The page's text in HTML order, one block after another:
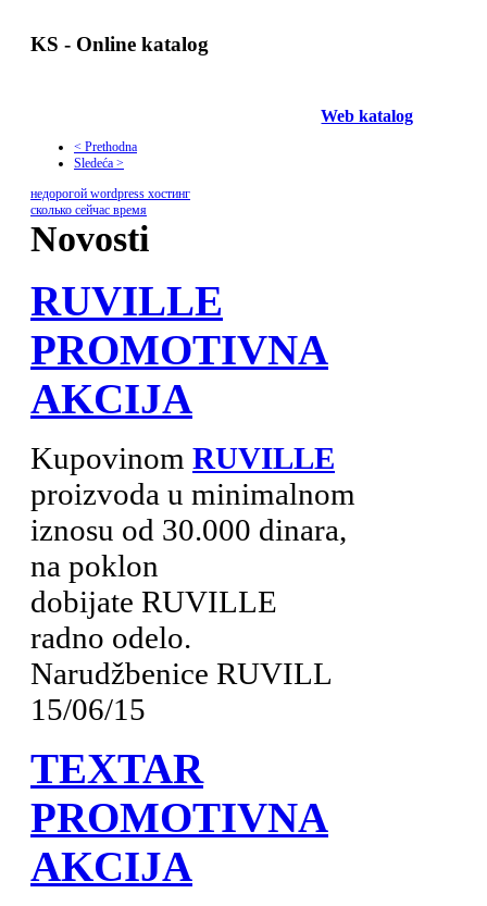
KS - Online katalog
Web katalog
< Prethodna
Sledeća >
недорогой wordpress хостинг
сколько сейчас время
Novosti
RUVILLE
PROMOTIVNA
AKCIJA
Kupovinom RUVILLE
proizvoda u minimalnom
iznosu od 30.000 dinara,
na poklon
dobijate RUVILLE
radno odelo.
Narudžbenice RUVILL
15/06/15
TEXTAR
PROMOTIVNA
AKCIJA